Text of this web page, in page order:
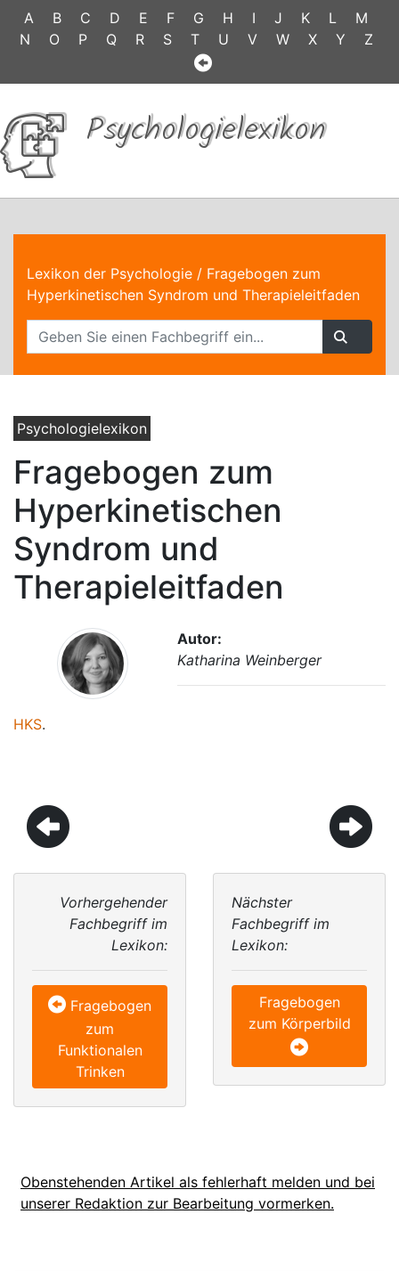
A B C D E F G H I J K L
M
N
O P Q R S T U V W X Y Z
Psychologielexikon
Lexikon der Psychologie / Fragebogen zum
Hyperkinetischen Syndrom und Therapieleitfaden
Psychologielexikon
Fragebogen zum
Hyperkinetischen
Syndrom und
Therapieleitfaden
Autor:
Katharina Weinberger
HKS.
Vorhergehender
Fachbegriff im
Lexikon:
Fragebogen
zum
Funktionalen
Trinken
Nächster
Fachbegriff im
Lexikon:
Fragebogen
zum Körperbild
Obenstehenden Artikel als fehlerhaft melden und bei
unserer Redaktion zur Bearbeitung vormerken.